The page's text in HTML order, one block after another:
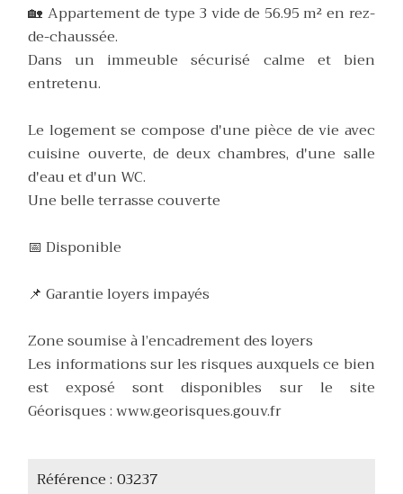
🏡 Appartement de type 3 vide de 56.95 m² en rez-
de-chaussée.
Dans un immeuble sécurisé calme et bien
entretenu.
Le logement se compose d'une pièce de vie avec
cuisine ouverte, de deux chambres, d'une salle
d'eau et d'un WC.
Une belle terrasse couverte
📅 Disponible
📌 Garantie loyers impayés
Zone soumise à l’encadrement des loyers
Les informations sur les risques auxquels ce bien
est exposé sont disponibles sur le site
Géorisques : www.georisques.gouv.fr
Référence 03237